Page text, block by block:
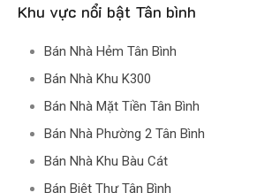
Khu vực nổi bật Tân bình
Bán Nhà Hẻm Tân Bình
Bán Nhà Khu K300
Bán Nhà Mặt Tiền Tân Bình
Bán Nhà Phường 2 Tân Bình
Bán Nhà Khu Bàu Cát
Bán Biệt Thự Tân Bình